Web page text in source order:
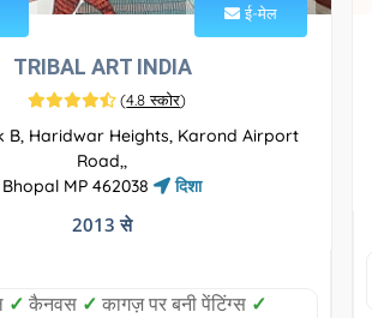
ई-मेल
TRIBAL ART INDIA
(4.8 स्कोर)
B, Haridwar Heights, Karond Airport
Road,,
Bhopal MP 462038
दिशा
2013 से
✓ कैनवस ✓ कागज़ पर बनी पेंटिंग्स ✓